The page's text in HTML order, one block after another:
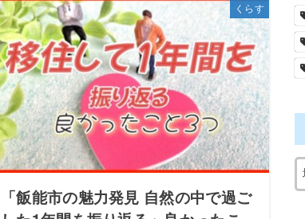
くらす
「飯能市の魅力発見 自然の中で過ご